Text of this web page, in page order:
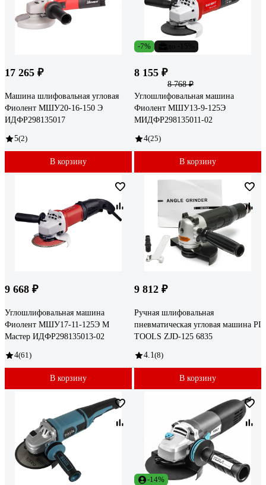
17 265 ₽
Машина шлифовальная угловая
Фиолент МШУ20-16-150 Э
ИДФР298135017
5(2)
В корзину
-7%
8 155 ₽
8 768 ₽
Углошлифовальная машина
Фиолент МШУ13-9-125Э
МИДФР298135011-02
4(25)
В корзину
9 668 ₽
Углошлифовальная машина
Фиолент МШУ17-11-125Э М
Мастер ИДФР298135013-02
4(61)
В корзину
9 812 ₽
Ручная шлифовальная
пневматическая угловая машина PI
TOOLS ZJD-125 6835
4.1 (8)
В корзину
-14%